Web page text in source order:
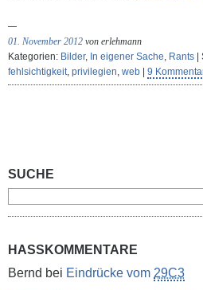
01. November 2012 von erlehmann
Kategorien: Bilder, In eigener Sache, Rants
fehlsichtigkeit, privilegien, web 9
SUCHE
HASSKOMMENTARE
Bernd bei Eindrücke vom 29C3